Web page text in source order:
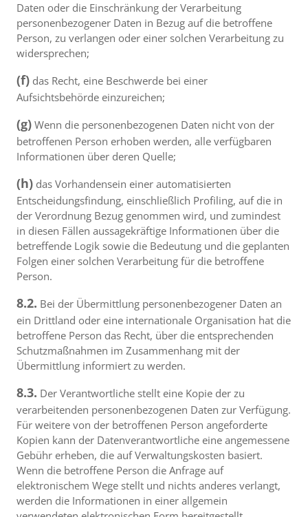
Daten oder die Einschränkung der Verarbeitung
personenbezogener Daten in Bezug auf die betroffene
Person, zu verlangen oder einer solchen Verarbeitung zu
widersprechen;
(f) das Recht, eine Beschwerde bei einer
Aufsichtsbehörde einzureichen;
(g) Wenn die personenbezogenen Daten nicht von der
betroffenen Person erhoben werden, alle verfügbaren
Informationen über deren Quelle;
(h) das Vorhandensein einer automatisierten
Entscheidungsfindung, einschließlich Profiling, auf die in
der Verordnung Bezug genommen wird, und zumindest
in diesen Fällen aussagekräftige Informationen über die
betreffende Logik sowie die Bedeutung und die geplanten
Folgen einer solchen Verarbeitung für die betroffene
Person.
8.2. Bei der Übermittlung personenbezogener Daten an
ein Drittland oder eine internationale Organisation hat die
betroffene Person das Recht, über die entsprechenden
Schutzmaßnahmen im Zusammenhang mit der
Übermittlung informiert zu werden.
8.3. Der Verantwortliche stellt eine Kopie der zu
verarbeitenden personenbezogenen Daten zur Verfügung.
Für weitere von der betroffenen Person angeforderte
Kopien kann der Datenverantwortliche eine angemessene
Gebühr erheben, die auf Verwaltungskosten basiert.
Wenn die betroffene Person die Anfrage auf
elektronischem Wege stellt und nichts anderes verlangt,
werden die Informationen in einer allgemein